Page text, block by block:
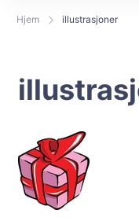
Hjem illustrasjoner